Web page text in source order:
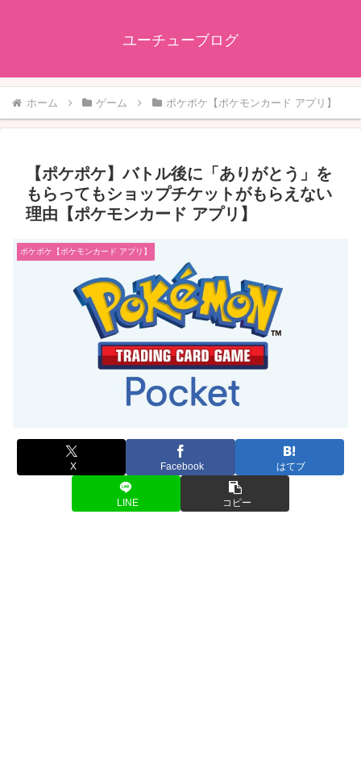
ユーチューブログ
ホーム ゲーム ポケポケ【ポケモンカード アプリ】
【ポケポケ】バトル後に「ありがとう」を
もらってもショップチケットがもらえない
理由【ポケモンカード アプリ】
ポケポケ【ポケモンカード アプリ】
X Facebook はてブ
LINE コピー